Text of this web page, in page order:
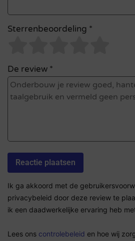
Sterrenbeoordeling *
De review *
Ik ga akkoord met de
privacybeleid door deze review te
ik een daadwerkelijke ervaring heb
Lees ons controlebeleid en hoe wij